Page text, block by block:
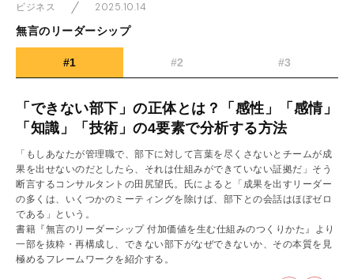
ビジネス
2025.10.14
無言のリーダーシップ
#1 #2 #3
「できない部下」の正体とは？「感性」「感情」
「知識」「技術」の4要素で分析する方法
「もしあなたが管理職で、部下に対して言葉を尽くさないとチームが成
果を出せないのだとしたら、それは仕組みができていない証拠だ」そう
断言するコンサルタントの田尻望氏。氏によると「成果を出すリーダー
の多くは、いくつかのミーティングを除けば、部下との会話はほぼゼロ
である」という。
書籍『無言のリーダーシップ 付加価値を生む仕組みのつくりかた』より
一部を抜粋・再構成し、できない部下がなぜできないか、その本質を見
極めるフレームワークを紹介する。